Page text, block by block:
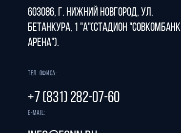
603086, г. Нижний Новгород, ул.
Бетанкура, 1 "А"(стадион "СОВКОМБАНК
АРЕНА").
Тел. офиса:
+7 (831) 282-07-60
E-mail: